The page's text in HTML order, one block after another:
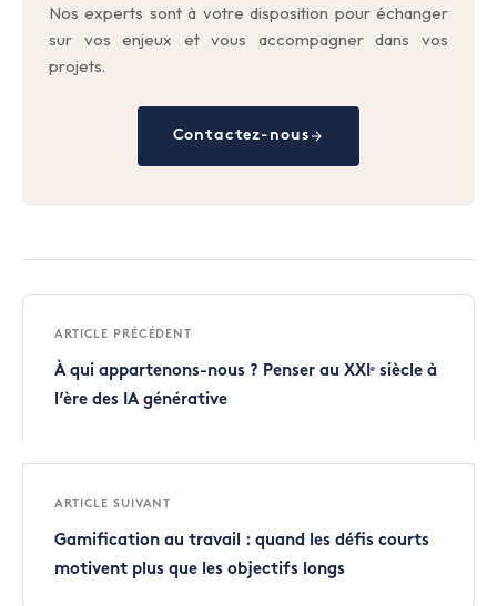
Nos experts sont à votre disposition pour échanger
sur vos enjeux et vous accompagner dans vos
projets.
Contactez-nous
ARTICLE PRÉCÉDENT
À qui appartenons-nous ? Penser au XXIᵉ siècle à
l’ère des IA générative
ARTICLE SUIVANT
Gamification au travail : quand les défis courts
motivent plus que les objectifs longs